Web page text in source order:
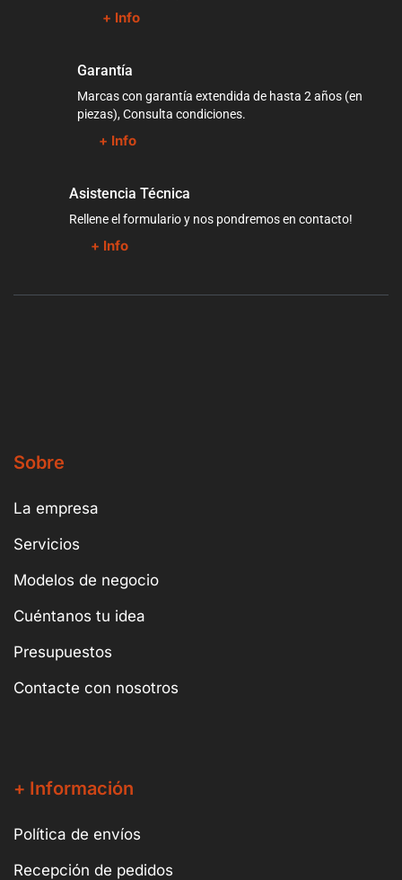
+ Info
Garantía
Marcas con garantía extendida de hasta 2 años (en
piezas), Consulta condiciones.
+ Info
Asistencia Técnica
Rellene el formulario y nos pondremos en contacto!
+ Info
Sobre
La empresa
Servicios
Modelos de negocio
Cuéntanos tu idea
Presupuestos
Contacte con nosotros
+ Información
Política de envíos
Recepción de pedidos